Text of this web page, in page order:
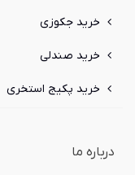
خرید جکوزی
خرید صندلی
خرید پکیج استخری
درباره ما